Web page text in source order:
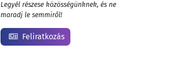
Legyél részese közösségünknek, és ne
maradj le semmiről!
Feliratkozás